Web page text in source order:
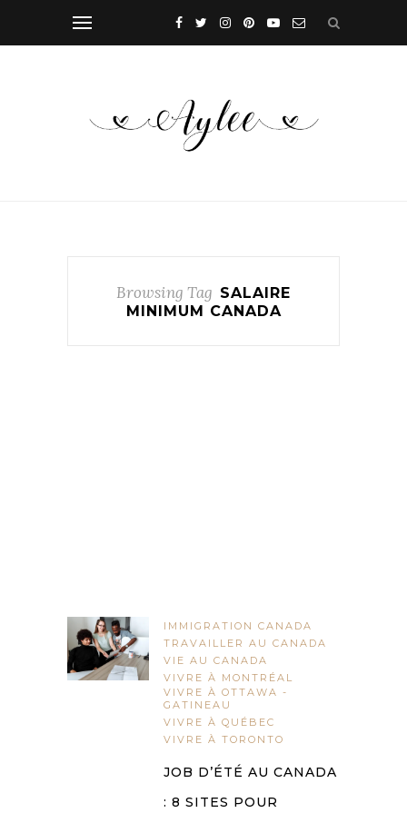
Browsing Tag SALAIRE
MINIMUM CANADA
IMMIGRATION CANADA
TRAVAILLER AU CANADA
VIE AU CANADA
VIVRE À MONTRÉAL
VIVRE À OTTAWA -
GATINEAU
VIVRE À QUÉBEC
VIVRE À TORONTO
JOB D’ÉTÉ AU CANADA
: 8 SITES POUR